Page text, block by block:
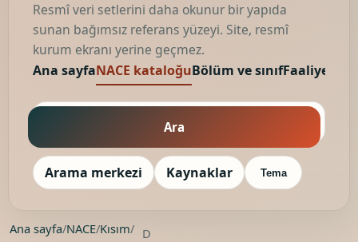
Resmî veri setlerini daha okunur bir yapıda
sunan bağımsız referans yüzeyi. Site, resmî
kurum ekranı yerine geçmez.
Ana sayfaNACE kataloğuBölüm ve sınıfFaaliyet
Ara
Arama merkezi Kaynaklar Tema
Ana sayfa/NACE/Kısım/ D